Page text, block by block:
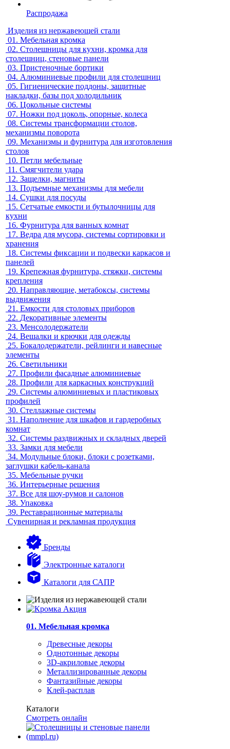
Распродажа
Изделия из нержавеющей стали
01. Мебельная кромка
02. Столешницы для кухни, кромка для
столешниц, стеновые панели
03. Пристеночные бортики
04. Алюминиевые профили для столешниц
05. Гигиенические поддоны, защитные
накладки, базы под холодильник
06. Цокольные системы
07. Ножки под цоколь, опорные, колеса
08. Системы трансформации столов,
механизмы поворота
09. Механизмы и фурнитура для изготовления
столов
10. Петли мебельные
11. Смягчители удара
12. Защелки, магниты
13. Подъемные механизмы для мебели
14. Сушки для посуды
15. Сетчатые емкости и бутылочницы для
кухни
16. Фурнитура для ванных комнат
17. Ведра для мусора, системы сортировки и
хранения
18. Системы фиксации и подвески каркасов и
панелей
19. Крепежная фурнитура, стяжки, системы
крепления
20. Направляющие, метабоксы, системы
выдвижения
21. Емкости для столовых приборов
22. Декоративные элементы
23. Менсолодержатели
24. Вешалки и крючки для одежды
25. Бокалодержатели, рейлинги и навесные
элементы
26. Светильники
27. Профили фасадные алюминиевые
28. Профили для каркасных конструкций
29. Системы алюминиевых и пластиковых
профилей
30. Стеллажные системы
31. Наполнение для шкафов и гардеробных
комнат
32. Системы раздвижных и складных дверей
33. Замки для мебели
34. Модульные блоки, блоки с розетками,
заглушки кабель-канала
35. Мебельные ручки
36. Интерьерные решения
37. Все для шоу-румов и салонов
38. Упаковка
39. Реставрационные материалы
Сувенирная и рекламная продукция
Бренды
Электронные каталоги
Каталоги для САПР
01. Мебельная кромка
Древесные декоры
Однотонные декоры
3D-акриловые декоры
Металлизированные декоры
Фантазийные декоры
Клей-расплав
Каталоги
Смотреть онлайн